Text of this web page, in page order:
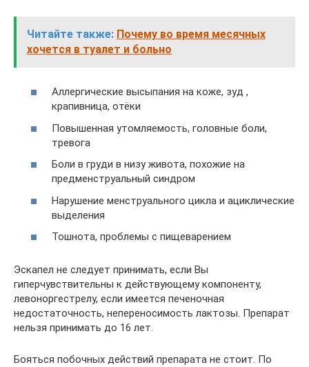
Читайте также: Почему во время месячных
хочется в туалет и больно
Аллергические высыпания на коже, зуд ,
крапивница, отёки
Повышенная утомляемость, головные боли,
тревога
Боли в груди в низу живота, похожие на
предменструальный синдром
Нарушение менструального цикла и ациклические
выделения
Тошнота, проблемы с пищеварением
Эскапел не следует принимать, если Вы
гиперчувствительны к действующему компоненту,
левоноргестрелу, если имеется печеночная
недостаточность, непереносимость лактозы. Препарат
нельзя принимать до 16 лет.
Бояться побочных действий препарата не стоит. По